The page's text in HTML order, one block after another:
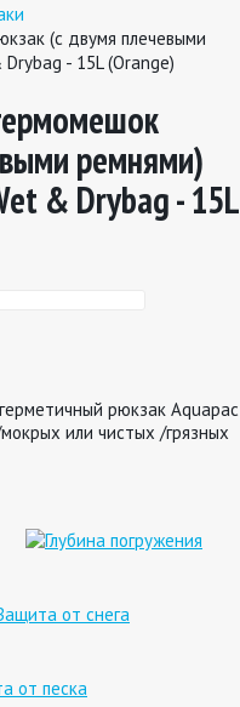
(с двумя плечевыми
- 15L (Orange)
ремнями)
& Drybag - 15L
рюкзак Aquapac
или чистых /грязных